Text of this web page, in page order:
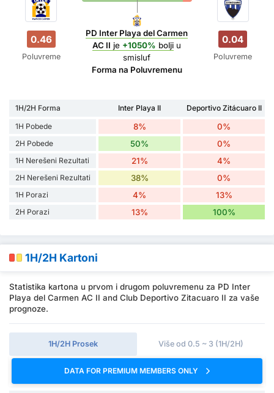
0.46
Poluvreme
PD Inter Playa del Carmen
AC II je +1050% bolji u
smisluf
Forma na Poluvremenu
0.04
Poluvreme
1H/2H Forma Inter Playa II
Deportivo Zitácuaro II
1H Pobede
8% 0%
2H Pobede 50% 0%
1H Nerešeni Rezultati 21% 4%
2H Nerešeni Rezultati 38% 0%
1H Porazi 4% 13%
2H Porazi 13% 100%
1H/2H Kartoni
Statistika kartona u prvom i drugom poluvremenu za PD Inter
Playa del Carmen AC II and Club Deportivo Zitacuaro II za vaše
prognoze.
1H/2H Prosek Više od 0.5 ~ 3 (1H/2H)
DATA FOR PREMIUM MEMBERS ONLY